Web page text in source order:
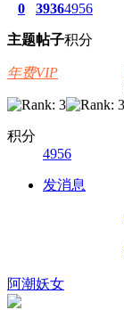
0
主题
3936
帖子
4956
积分
年费VIP
积分
4956
发消息
阿潮妖女